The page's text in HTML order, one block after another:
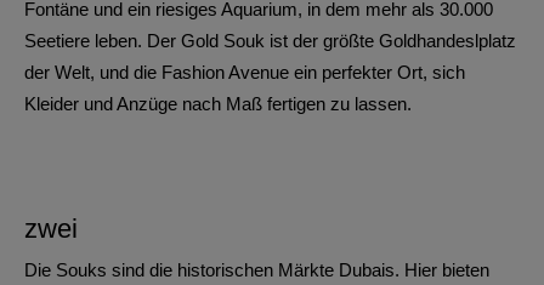
Fontäne und ein riesiges Aquarium, in dem mehr als 30.000
Seetiere leben. Der Gold Souk ist der größte Goldhandeslplatz
der Welt, und die Fashion Avenue ein perfekter Ort, sich
Kleider und Anzüge nach Maß fertigen zu lassen.
zwei
Die Souks sind die historischen Märkte Dubais. Hier bieten